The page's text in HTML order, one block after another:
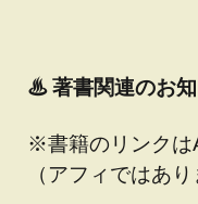
♨著書関連のお
※書籍のリンクは
（アフィではあ